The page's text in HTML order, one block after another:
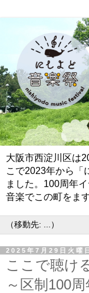
大阪市西淀川区は
こで2023年から「
ました。100周年
音楽でこの町をま
2025年7月29日火曜日
ここで聴け
～区制100